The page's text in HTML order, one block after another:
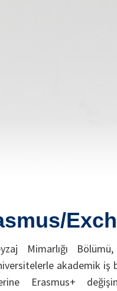
Mimarlığı Bölümü,
akademik iş
Erasmus+